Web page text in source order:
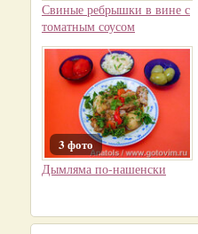
Свиные ребрышки в вине с
томатным соусом
3 фото
Дымляма по-нашенски